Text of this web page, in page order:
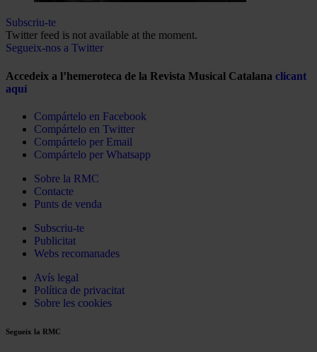
Subscriu-te
Twitter feed is not available at the moment.
Segueix-nos a Twitter
Accedeix a l’hemeroteca de la Revista Musical Catalana clicant
aquí
Compártelo en Facebook
Compártelo en Twitter
Compártelo per Email
Compártelo per Whatsapp
Sobre la RMC
Contacte
Punts de venda
Subscriu-te
Publicitat
Webs recomanades
Avís legal
Política de privacitat
Sobre les cookies
Segueix la RMC